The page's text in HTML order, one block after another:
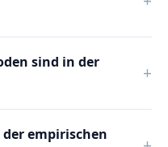
sind in der
empirischen